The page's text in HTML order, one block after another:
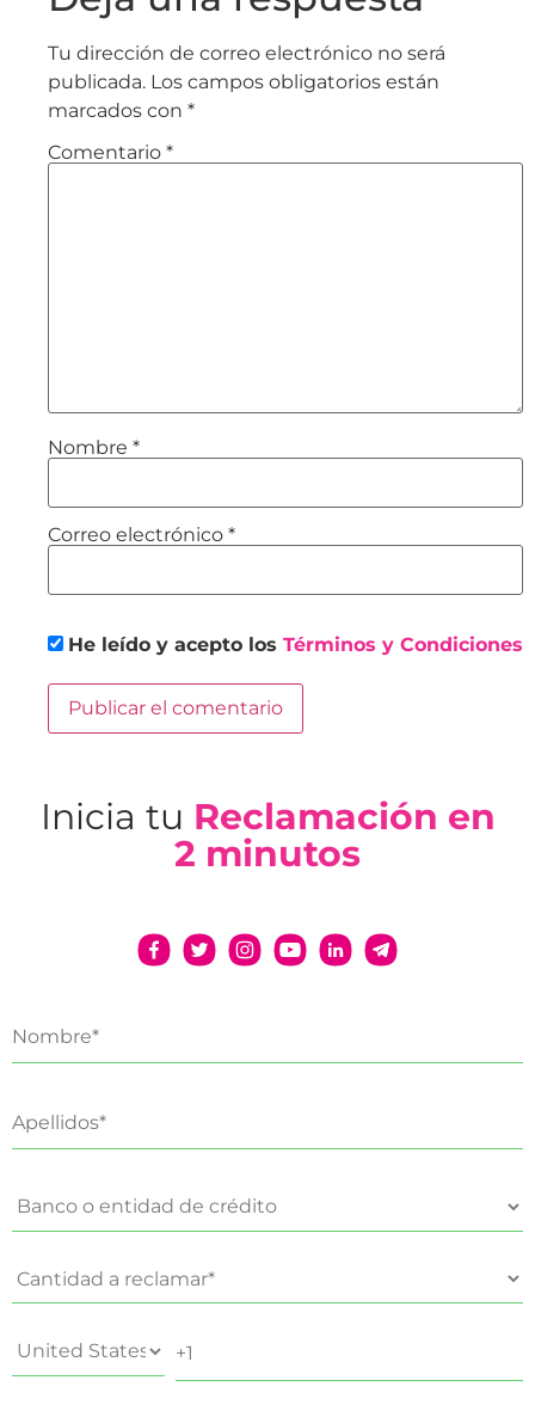
Tu dirección de correo electrónico no será
publicada. Los campos obligatorios están
marcados con *
Comentario *
Nombre *
Correo electrónico *
He leído y acepto los Términos y Condiciones
Inicia tu Reclamación en
2 minutos